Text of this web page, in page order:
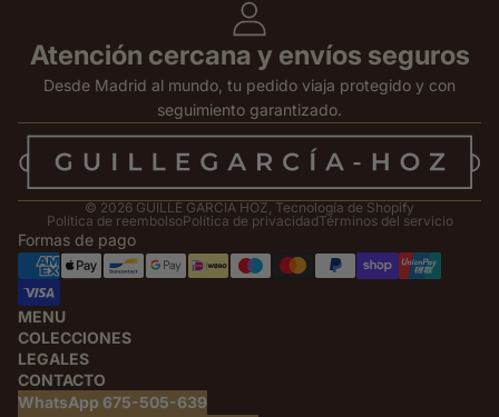
Atención cercana y envíos seguros
Desde Madrid al mundo, tu pedido viaja protegido y con
seguimiento garantizado.
© 2026 GUILLE GARCIA HOZ, Tecnología de Shopify
Política de reembolsoPolítica de privacidadTérminos del servicio
Formas de pago
MENU
COLECCIONES
LEGALES
CONTACTO
WhatsApp 675-505-639